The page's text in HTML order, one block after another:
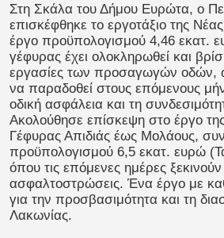
Στη Σκάλα του Δήμου Ευρώτα, ο
επισκέφθηκε το εργοτάξιο της
έργο προϋπολογισμού 4,46 εκατ.
γέφυρας έχει ολοκληρωθεί και
εργασίες των προσαγωγών οδών,
να παραδοθεί στους επόμενους
οδική ασφάλεια και τη
Ακολούθησε επίσκεψη στο έργο
Γέφυρας Απιδιάς έως Μολάους,
προϋπολογισμού 6,5 εκατ. ευρώ
όπου τις επόμενες ημέρες ξεκινούν
ασφαλτοστρώσεις. Ένα έργο με
για την προσβασιμότητα και τη
Λακωνίας.